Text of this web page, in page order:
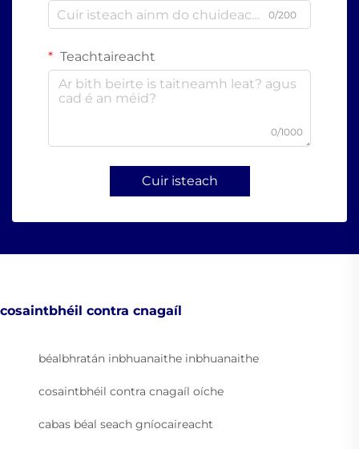
0/200
Teachtaireacht
0/1000
Cuir isteach
cosaintbhéil contra cnagaíl
béalbhratán inbhuanaithe inbhuanaithe
cosaintbhéil contra cnagaíl oíche
cabas béal seach gníocaireacht